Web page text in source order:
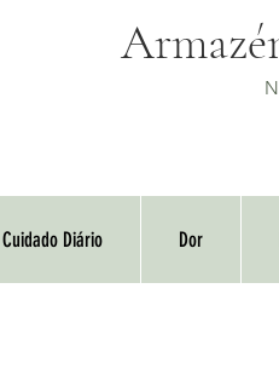
Cuidado Diário Dor